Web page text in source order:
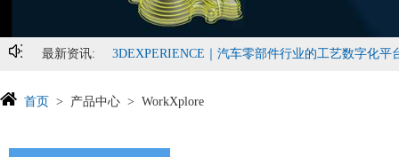
最新资讯: 3DEXPERIENCE｜汽车零部件行业的工艺数字化平
首页 产品中心 WorkXplore